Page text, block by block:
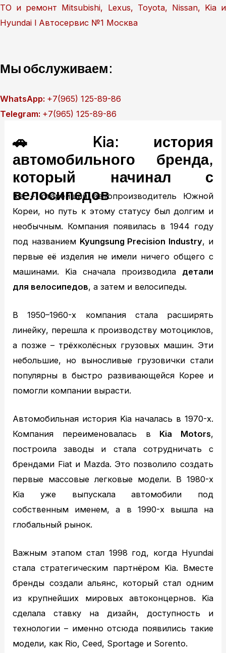
Перейти
к
ТО и ремонт Mitsubishi, Lexus, Toyota, Nissan, Kia и
Hyundai l Автосервис №1 Москва
Мы обслуживаем:
WhatsApp: +7(965) 125-89-86
Telegram: +7(965) 125-89-86
Техобслуживание
MITSUBISHI ТО
MITSUBISHI диагностика
TOYOTA ТО
MAZDA диагностика
Кузовной ремонт
Полировка кузова
Примеры работ
Видео отзывы
Статьи
Вопрос – ответ
Контакты
🚗 Kia: история
автомобильного бренда,
который начинал с
велосипедов
Kia – старейший автопроизводитель Южной
Кореи, но путь к этому статусу был долгим и
необычным. Компания появилась в 1944 году
под названием Kyungsung Precision Industry, и
первые её изделия не имели ничего общего с
машинами. Kia сначала производила детали
для велосипедов, а затем и велосипеды.
В 1950–1960-х компания стала расширять
линейку, перешла к производству мотоциклов,
а позже – трёхколёсных грузовых машин. Эти
небольшие, но выносливые грузовички стали
популярны в быстро развивающейся Корее и
помогли компании вырасти.
Автомобильная история Kia началась в 1970-х.
Компания переименовалась в Kia Motors,
построила заводы и стала сотрудничать с
брендами Fiat и Mazda. Это позволило создать
первые массовые легковые модели. В 1980-х
Kia уже выпускала автомобили под
собственным именем, а в 1990-х вышла на
глобальный рынок.
Важным этапом стал 1998 год, когда Hyundai
стала стратегическим партнёром Kia. Вместе
бренды создали альянс, который стал одним
из крупнейших мировых автоконцернов. Kia
сделала ставку на дизайн, доступность и
технологии – именно отсюда появились такие
модели, как Rio, Ceed, Sportage и Sorento.